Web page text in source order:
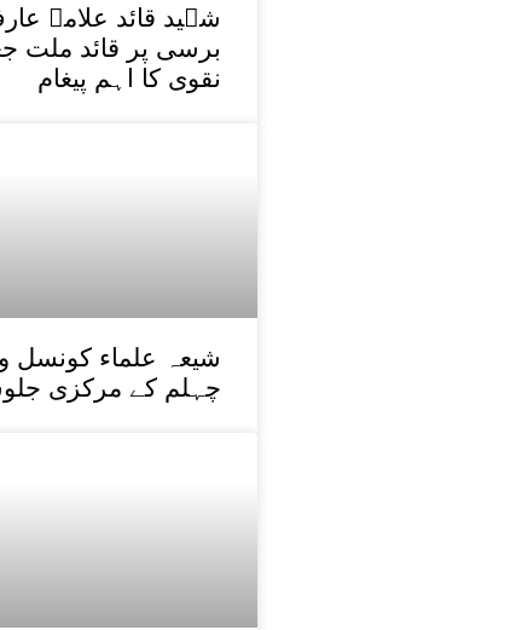
برسی پر قائد ملت
نقوی کا اہم پیغام
شیعہ علماء کونسل
چہلم کے مرکزی